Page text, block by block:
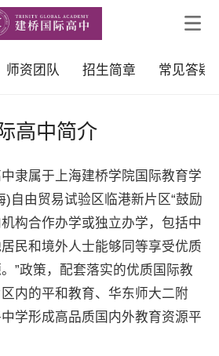
师资团队 招生简章 常见答疑
高中简介
属于上海建桥学院国际教育学
)自由贸易试验区临港新片区“鼓励
构合作办学或独立办学，包括中
民和境外人士能够同等享受优质
”政策，配套落实的优质国际教
内的平和教育、华东师大二附
学形成高品质国内外教育资源平